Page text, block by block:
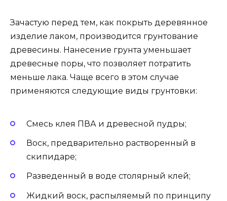
Зачастую перед тем, как покрыть деревянное
изделие лаком, производится грунтование
древесины. Нанесение грунта уменьшает
древесные поры, что позволяет потратить
меньше лака. Чаще всего в этом случае
применяются следующие виды грунтовки:
Смесь клея ПВА и древесной пудры;
Воск, предварительно растворенный в
скипидаре;
Разведенный в воде столярный клей;
Жидкий воск, распыляемый по принципу